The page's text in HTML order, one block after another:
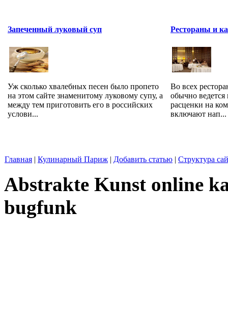
Запеченный луковый суп
Уж сколько хвалебных песен было пропето
на этом сайте знаменитому луковому супу, а
между тем приготовить его в российских
услови...
Рестораны и
Во всех
обычно
расценки на
включают нап...
Главная | Кулинарный Париж | Добавить статью | Структура
Abstrakte Kunst online
bugfunk